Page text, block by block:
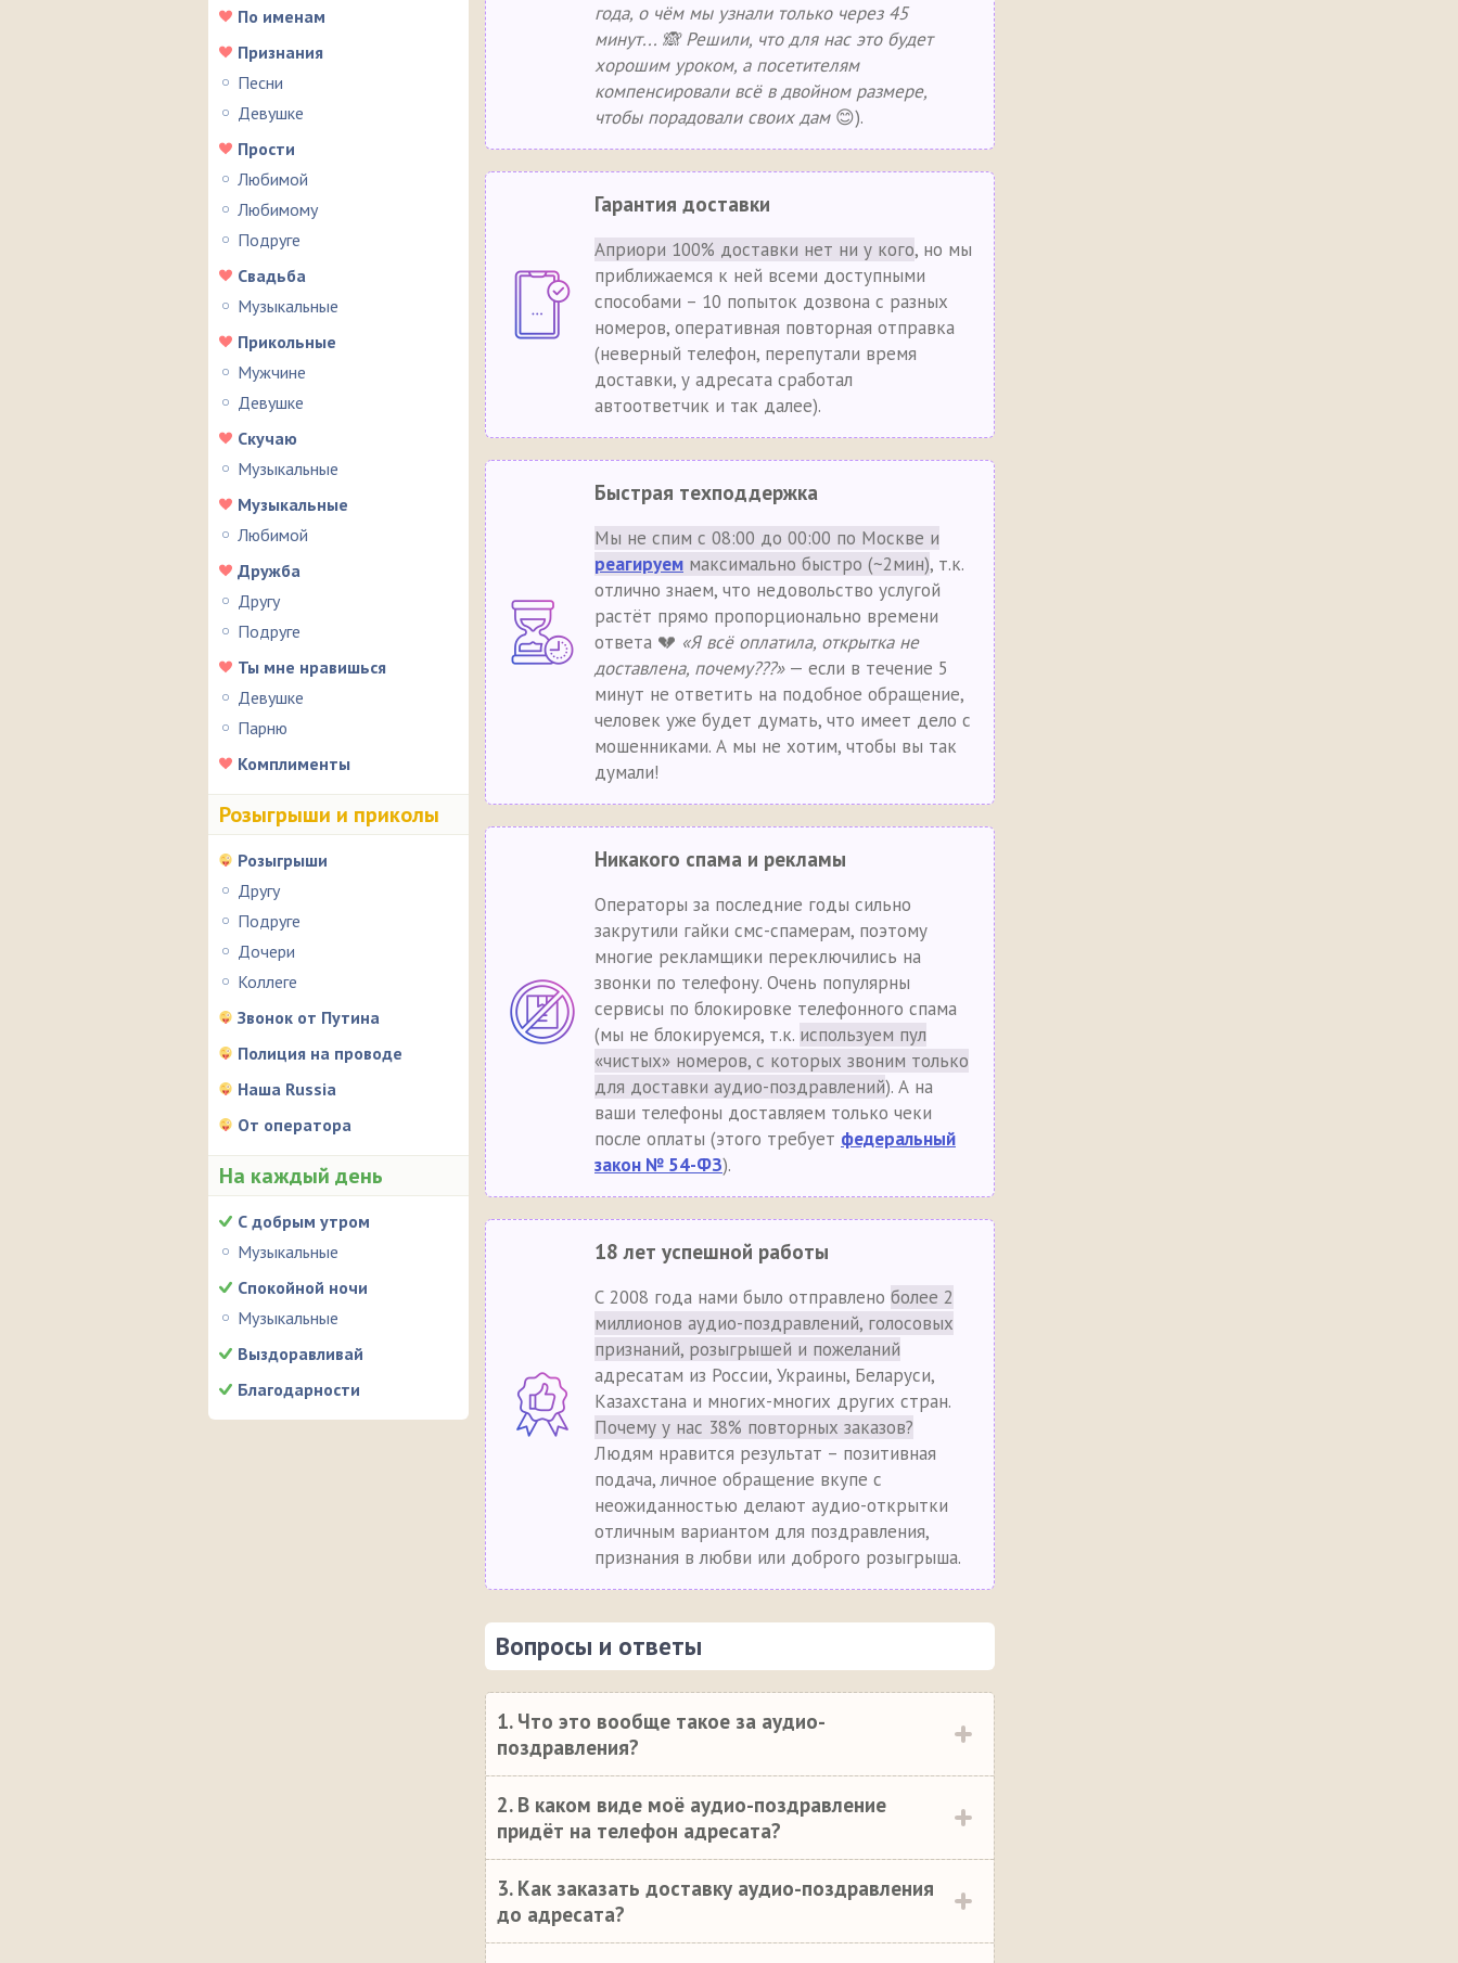
По именам
Признания
Песни
Девушке
Прости
Любимой
Любимому
Подруге
Свадьба
Музыкальные
Прикольные
Мужчине
Девушке
Скучаю
Музыкальные
Музыкальные
Любимой
Дружба
Другу
Подруге
Ты мне нравишься
Девушке
Парню
Комплименты
Розыгрыши и приколы
Розыгрыши
Другу
Подруге
Дочери
Коллеге
Звонок от Путина
Полиция на проводе
Наша Russia
От оператора
На каждый день
С добрым утром
Музыкальные
Спокойной ночи
Музыкальные
Выздоравливай
Благодарности
года, о чём мы узнали только через 45
минут... 🙈 Решили, что для нас это будет
хорошим уроком, а посетителям
компенсировали всё в двойном размере,
чтобы порадовали своих дам😊).
Гарантия доставки
Априори 100% доставки нет ни у кого, но мы
приближаемся к ней всеми доступными
способами – 10 попыток дозвона с разных
номеров, оперативная повторная отправка
(неверный телефон, перепутали время
доставки, у адресата сработал
автоответчик и так далее).
Быстрая техподдержка
Мы не спим с 08:00 до 00:00 по Москве и
реагируем максимально быстро (~2мин), т.к.
отлично знаем, что недовольство услугой
растёт прямо пропорционально времени
ответа 💔 «Я всё оплатила, открытка не
доставлена, почему???»— если в течение 5
минут не ответить на подобное обращение,
человек уже будет думать, что имеет дело с
мошенниками. А мы не хотим, чтобы вы так
думали!
Никакого спама и рекламы
Операторы за последние годы сильно
закрутили гайки смс-спамерам, поэтому
многие рекламщики переключились на
звонки по телефону. Очень популярны
сервисы по блокировке телефонного спама
(мы не блокируемся, т.к. используем пул
«чистых» номеров, с которых звоним только
для доставки аудио-поздравлений). А на
ваши телефоны доставляем только чеки
после оплаты (этого требует федеральный
закон № 54-ФЗ).
18 лет успешной работы
С 2008 года нами было отправлено более 2
миллионов аудио-поздравлений, голосовых
признаний, розыгрышей и пожеланий
адресатам из России, Украины, Беларуси,
Казахстана и многих-многих других стран.
Почему у нас 38% повторных заказов?
Людям нравится результат – позитивная
подача, личное обращение вкупе с
неожиданностью делают аудио-открытки
отличным вариантом для поздравления,
признания в любви или доброго розыгрыша.
Вопросы и ответы
1. Что это вообще такое за аудио-
поздравления?
2. В каком виде моё аудио-поздравление
придёт на телефон адресата?
3. Как заказать доставку аудио-поздравления
до адресата?